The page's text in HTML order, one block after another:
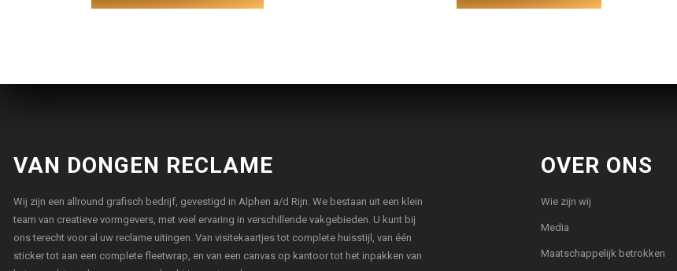
VAN DONGEN RECLAME
Wij zijn een allround grafisch bedrijf, gevestigd in Alphen a/d Rijn. We bestaan uit een klein
team van creatieve vormgevers, met veel ervaring in verschillende vakgebieden. U kunt bij
ons terecht voor al uw reclame uitingen. Van visitekaartjes tot complete huisstijl, van één
sticker tot aan een complete fleetwrap, en van een canvas op kantoor tot het inpakken van
OVER ONS
Wie zijn wij
Media
Maatschappelijk betrokken